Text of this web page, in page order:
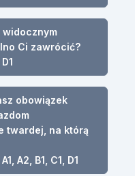
Ci zawrócić?
obowiązek
twardej, na którą
A2, B1, C1, D1